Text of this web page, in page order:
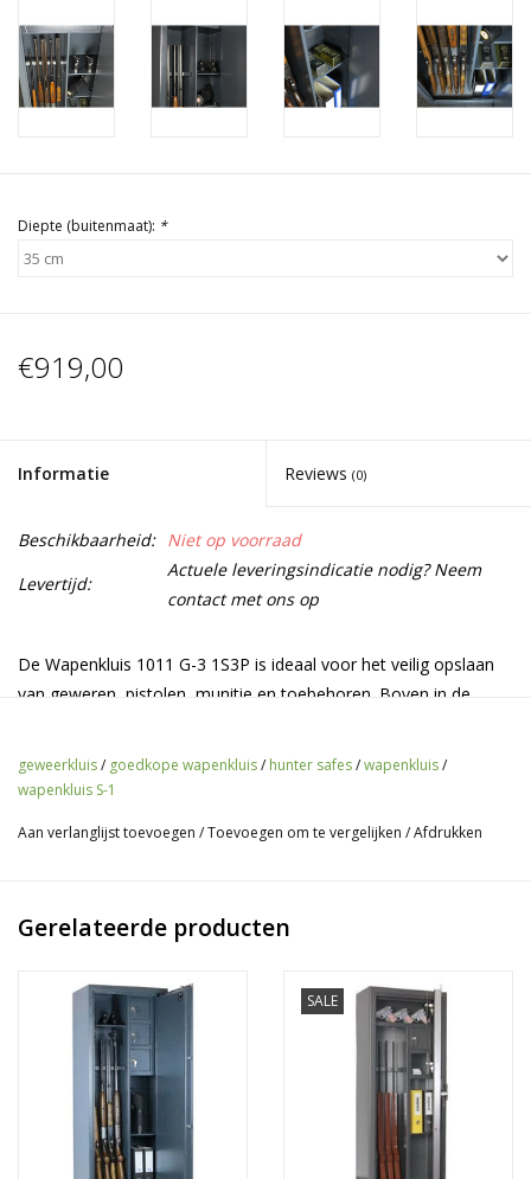
Diepte (buitenmaat): *
€919,00
Informatie Reviews (0)
Beschikbaarheid: Niet op voorraad
Levertijd:
Actuele leveringsindicatie nodig? Neem
contact met ons op
De Wapenkluis 1011 G-3 1S3P is ideaal voor het veilig opslaan
van geweren, pistolen, munitie en toebehoren. Boven in de
kan worden. In het linkergedeelte kunnen 5 geweren tot 124 cm
hoogte opgeborgen worden en aan de rechterkant is er ruimte
legbordprofielen kunt u gemakkelijk en snel de gewenste hoogte
Heb je meer ruimte nodig? Of heb je geweren met richtkijkers
erop? Dan selecteer de gewenste dieptemaat hierboven uit het
Specificaties
S-1 / EN 14450
Waardeberging contanten:
Waardeberging
kostbaarheden:
Buitenafmeting h×b×d:
geweerkluis/ goedkope wapenkluis/ hunter safes/wapenkluis/
wapenkluis S-1
Aan verlanglijst toevoegen /Toevoegen om te vergelijken /Afdrukken
Gerelateerde producten
SALE